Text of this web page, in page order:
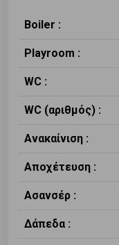
Boiler :
Playroom :
WC :
WC (αριθμός) :
Ανακαίνιση :
Αποχέτευση :
Ασανσέρ :
Δάπεδα :